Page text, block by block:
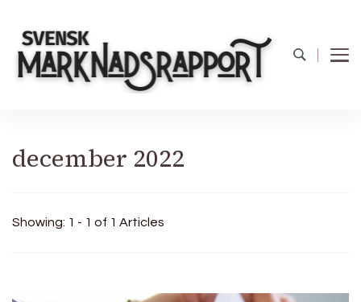
december 2022
Showing: 1 - 1 of 1 Articles